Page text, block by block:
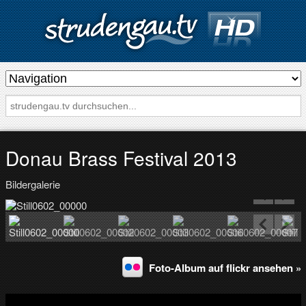
s
t
r
u
d
e
n
g
a
u
t
Donau Brass Festival 2013
Bildergalerie
Foto-Album auf flickr ansehen »